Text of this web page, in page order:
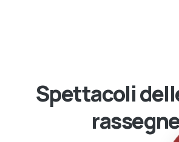
Spettacoli